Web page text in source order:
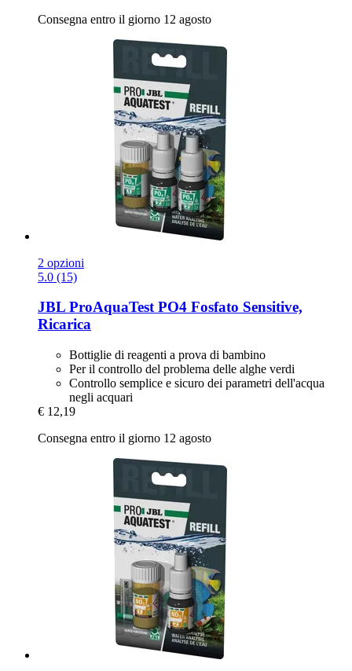
Consegna entro il giorno 12 agosto
2 opzioni
5.0 (15)
JBL ProAquaTest PO4 Fosfato Sensitive,
Ricarica
Bottiglie di reagenti a prova di bambino
Per il controllo del problema delle alghe verdi
Controllo semplice e sicuro dei parametri dell'acqua
negli acquari
€ 12,19
Consegna entro il giorno 12 agosto